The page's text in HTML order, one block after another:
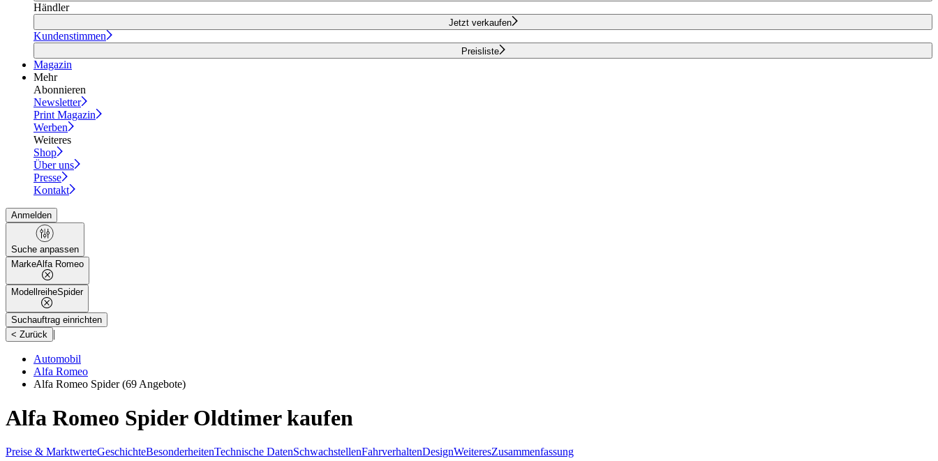
Händler
Jetzt verkaufen
Kundenstimmen
Preisliste
Magazin
Mehr
Abonnieren
Newsletter
Print Magazin
Werben
Weiteres
Shop
Über uns
Presse
Kontakt
Anmelden
Suche anpassen
MarkeAlfa Romeo
ModellreiheSpider
Suchauftrag einrichten
< Zurück
|
Automobil
Alfa Romeo
Alfa Romeo Spider(69 Angebote)
Alfa Romeo Spider Oldtimer kaufen
Preise & MarktwerteGeschichteBesonderheitenTechnische DatenSchwachstellenFahrverhaltenDesignWeiteresZusammenfassung